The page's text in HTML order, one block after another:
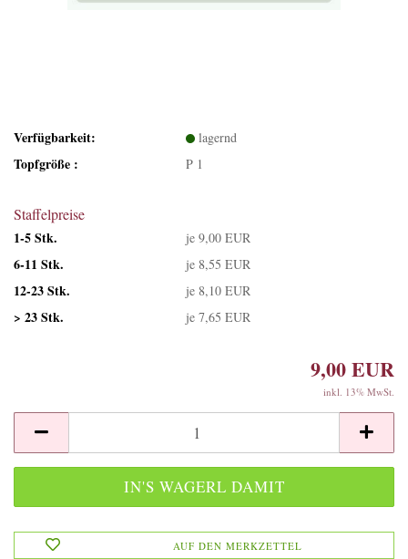
Verfügbarkeit: lagernd
Topfgröße : P 1
Staffelpreise
1-5 Stk.
je 9,00 EUR
6-11 Stk. je 8,55 EUR
12-23 Stk. je 8,10 EUR
> 23 Stk. je 7,65 EUR
9,00 EUR
inkl. 13% MwSt.
AUF DEN MERKZETTEL